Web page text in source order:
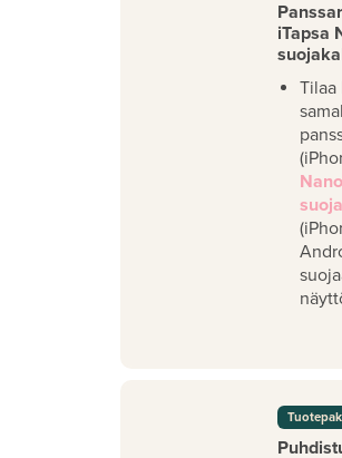
iTapsa